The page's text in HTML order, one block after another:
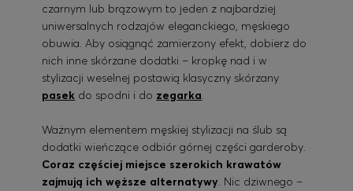
czarnym lub brązowym to jeden z najbardziej
uniwersalnych rodzajów eleganckiego, męskiego
obuwia. Aby osiągnąć zamierzony efekt, dobierz do
nich inne skórzane dodatki – kropkę nad i w
stylizacji weselnej postawią klasyczny skórzany
pasek do spodni i do zegarka.
Ważnym elementem męskiej stylizacji na ślub są
dodatki wieńczące odbiór górnej części garderoby.
Coraz częściej miejsce szerokich krawatów
zajmują ich węższe alternatywy. Nic dziwnego –